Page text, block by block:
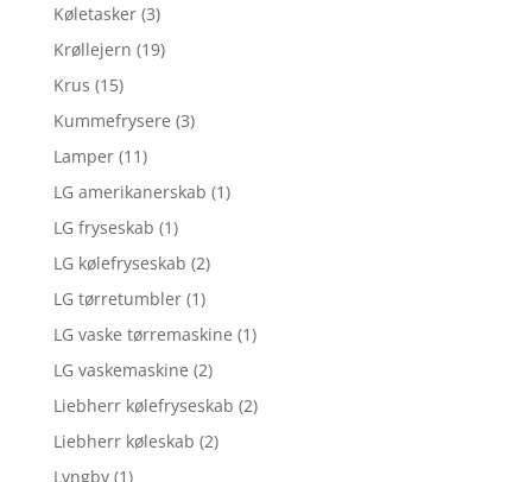
Køletasker (3)
Krøllejern (19)
Krus (15)
Kummefrysere (3)
Lamper (11)
LG amerikanerskab (1)
LG fryseskab (1)
LG kølefryseskab (2)
LG tørretumbler (1)
LG vaske tørremaskine (1)
LG vaskemaskine (2)
Liebherr kølefryseskab (2)
Liebherr køleskab (2)
Lyngby (1)